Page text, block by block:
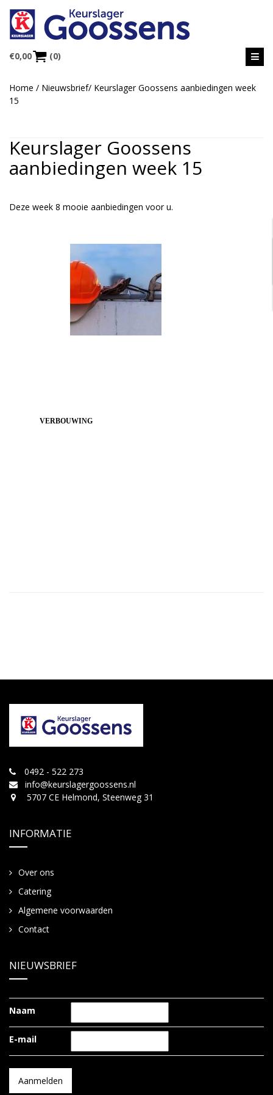
€0,00 (0)
Home / Nieuwsbrief/ Keurslager Goossens aanbiedingen week
15
Keurslager Goossens
aanbiedingen week 15
Deze week 8 mooie aanbiedingen voor u.
VERBOUWING
0492 - 522 273
info@keurslagergoossens.nl
5707 CE Helmond, Steenweg 31
INFORMATIE
Over ons
Catering
Algemene voorwaarden
Contact
NIEUWSBRIEF
Naam
E-mail